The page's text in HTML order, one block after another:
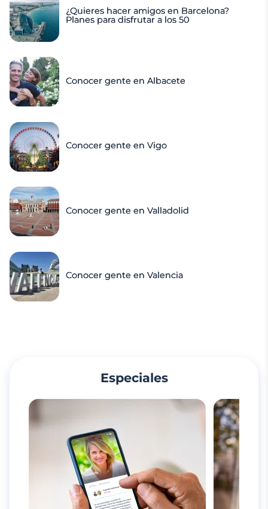
¿Quieres hacer amigos en Barcelona?
Planes para disfrutar a los 50
Conocer gente en Albacete
Conocer gente en Vigo
Conocer gente en Valladolid
Conocer gente en Valencia
Especiales